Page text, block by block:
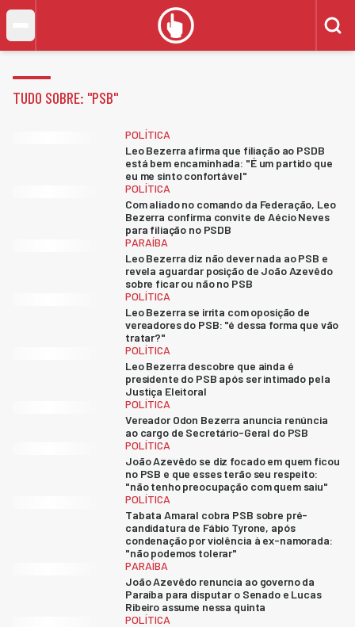
TUDO SOBRE: "PSB"
POLÍTICA
Leo Bezerra afirma que filiação ao PSDB
está bem encaminhada: "É um partido que
eu me sinto confortável"
POLÍTICA
Com aliado no comando da Federação, Leo
Bezerra confirma convite de Aécio Neves
para filiação no PSDB
PARAÍBA
Leo Bezerra diz não dever nada ao PSB e
revela aguardar posição de João Azevêdo
sobre ficar ou não no PSB
POLÍTICA
Leo Bezerra se irrita com oposição de
vereadores do PSB: "é dessa forma que vão
tratar?"
POLÍTICA
Leo Bezerra descobre que ainda é
presidente do PSB após ser intimado pela
Justiça Eleitoral
POLÍTICA
Vereador Odon Bezerra anuncia renúncia
ao cargo de Secretário-Geral do PSB
POLÍTICA
João Azevêdo se diz focado em quem ficou
no PSB e que esses terão seu respeito:
"não tenho preocupação com quem saiu"
POLÍTICA
Tabata Amaral cobra PSB sobre pré-
candidatura de Fábio Tyrone, após
condenação por violência à ex-namorada:
"não podemos tolerar"
PARAÍBA
João Azevêdo renuncia ao governo da
Paraíba para disputar o Senado e Lucas
Ribeiro assume nessa quinta
POLÍTICA